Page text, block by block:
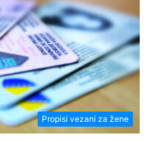
Propisi vezani za žene